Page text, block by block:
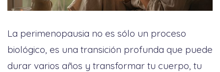
La perimenopausia no es sólo un proceso
biológico, es una transición profunda que puede
durar varios años y transformar tu cuerpo, tu